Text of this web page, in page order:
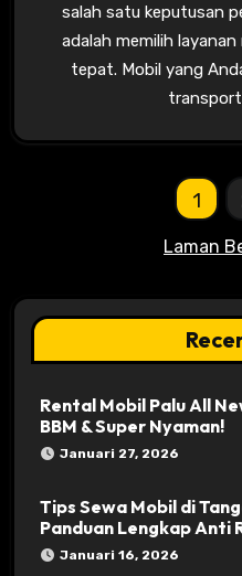
salah satu keputusan
adalah memilih
tepat. Mobil yang
1
Laman
Rental Mobil Palu All
BBM & Super Nyaman!
Januari 27, 2026
Tips Sewa Mobil di
Panduan Lengkap Anti
Januari 16, 2026